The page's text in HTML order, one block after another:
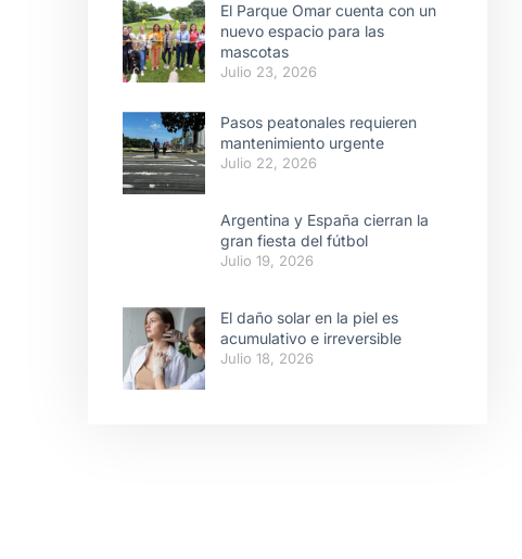
El Parque Omar cuenta con un
nuevo espacio para las
mascotas
Julio 23, 2026
Pasos peatonales requieren
mantenimiento urgente
Julio 22, 2026
Argentina y España cierran la
gran fiesta del fútbol
Julio 19, 2026
El daño solar en la piel es
acumulativo e irreversible
Julio 18, 2026